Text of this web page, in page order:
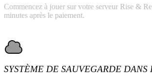
Commencez à jouer sur votre serveur Rise &
minutes après le paiement.
SYSTÈME DE SAUVEGARDE